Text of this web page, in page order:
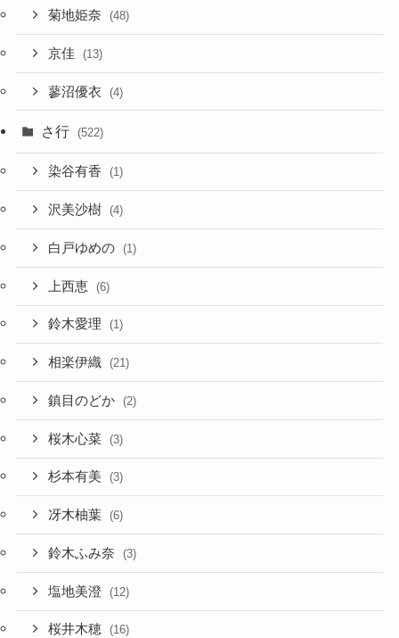
菊地姫奈 (48)
京佳 (13)
蓼沼優衣 (4)
さ行 (522)
染谷有香 (1)
沢美沙樹 (4)
白戸ゆめの (1)
上西恵 (6)
鈴木愛理 (1)
相楽伊織 (21)
鎮目のどか (2)
桜木心菜 (3)
杉本有美 (3)
冴木柚葉 (6)
鈴木ふみ奈 (3)
塩地美澄 (12)
桜井木穂 (16)